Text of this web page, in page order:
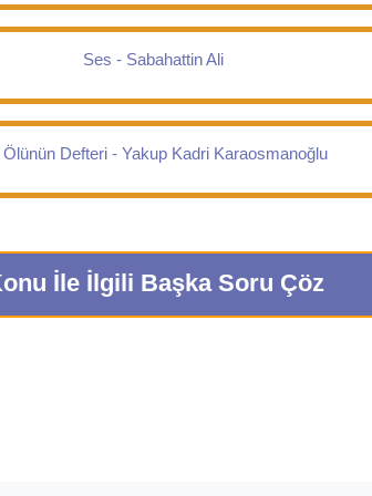
Ses - Sabahattin Ali
Ölünün Defteri - Yakup Kadri Karaosmanoğlu
İle İlgili Başka Soru Çöz